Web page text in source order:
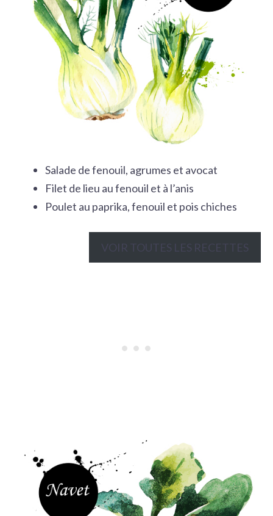
Salade de fenouil, agrumes et avocat
Filet de lieu au fenouil et à l’anis
Poulet au paprika, fenouil et pois chiches
VOIR TOUTES LES RECETTES